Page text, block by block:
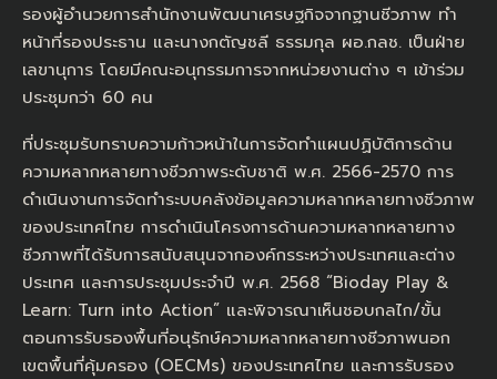
รองผู้อำนวยการสำนักงานพัฒนาเศรษฐกิจจากฐานชีวภาพ ทำ
หน้าที่รองประธาน และนางกตัญชลี ธรรมกุล ผอ.กลช. เป็นฝ่าย
เลขานุการ โดยมีคณะอนุกรรมการจากหน่วยงานต่าง ๆ เข้าร่วม
ประชุมกว่า 60 คน
ที่ประชุมรับทราบความก้าวหน้าในการจัดทำแผนปฏิบัติการด้าน
ความหลากหลายทางชีวภาพระดับชาติ พ.ศ. 2566-2570 การ
ดำเนินงานการจัดทำระบบคลังข้อมูลความหลากหลายทางชีวภาพ
ของประเทศไทย การดำเนินโครงการด้านความหลากหลายทาง
ชีวภาพที่ได้รับการสนับสนุนจากองค์กรระหว่างประเทศและต่าง
ประเทศ และการประชุมประจำปี พ.ศ. 2568 “Bioday Play &
Learn: Turn into Action” และพิจารณาเห็นชอบกลไก/ขั้น
ตอนการรับรองพื้นที่อนุรักษ์ความหลากหลายทางชีวภาพนอก
เขตพื้นที่คุ้มครอง (OECMs) ของประเทศไทย และการรับรอง